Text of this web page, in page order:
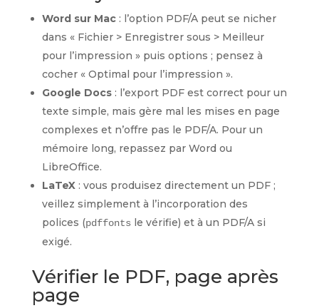
Word sur Mac: l’option PDF/A peut se nicher
dans « Fichier > Enregistrer sous > Meilleur
pour l’impression » puis options ; pensez à
cocher « Optimal pour l’impression ».
Google Docs: l’export PDF est correct pour un
texte simple, mais gère mal les mises en page
complexes et n’offre pas le PDF/A. Pour un
mémoire long, repassez par Word ou
LibreOffice.
LaTeX: vous produisez directement un PDF ;
veillez simplement à l’incorporation des
polices (pdffonts le vérifie) et à un PDF/A si
exigé.
Vérifier le PDF, page après
page